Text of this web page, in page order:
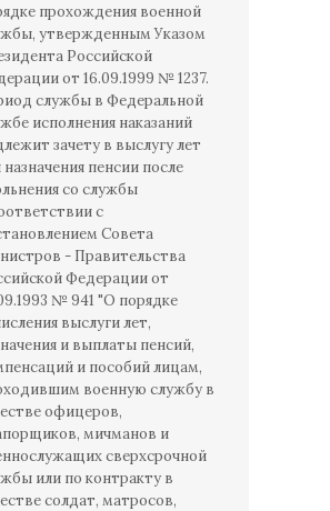
прохождения военной
утвержденным Указом
Российской
от 16.09.1999 № 1237.
службы в Федеральной
исполнения наказаний
зачету в выслугу лет
назначения пенсии после
со службы
с
Совета
- Правительства
Федерации от
№ 941 "О порядке
выслуги лет,
и выплаты пенсий,
и пособий лицам,
военную службу в
офицеров,
мичманов и
сверхсрочной
или по контракту в
солдат, матросов,